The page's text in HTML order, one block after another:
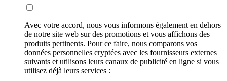
Avec votre accord, nous vous informons également en dehors
de notre site web sur des promotions et vous affichons des
produits pertinents. Pour ce faire, nous comparons vos
données personnelles cryptées avec les fournisseurs externes
suivants et utilisons leurs canaux de publicité en ligne si vous
utilisez déjà leurs services :